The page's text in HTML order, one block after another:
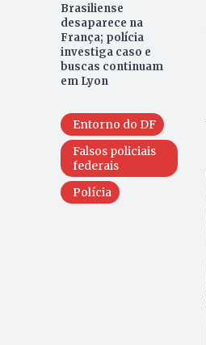
Brasiliense
desaparece na
França; polícia
investiga caso e
buscas continuam
em Lyon
Entorno do DF
Falsos policiais
federais
Polícia